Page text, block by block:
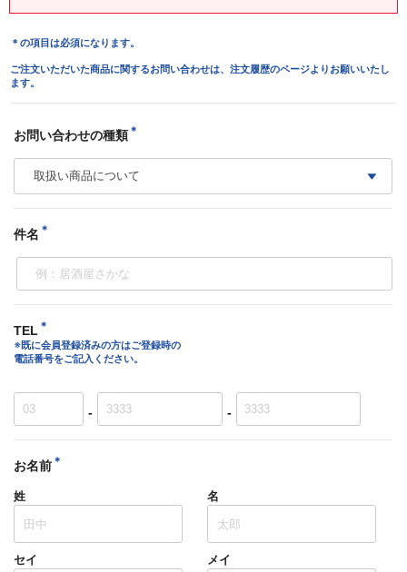
＊の項目は必須になります。
ご注文いただいた商品に関するお問い合わせは、注文履歴のページよりお願いいたし
ます。
お問い合わせの種類 ＊︎
件名 ＊︎
TEL ＊︎
※既に会員登録済みの方はご登録時の
電話番号をご記入ください。
- -
お名前 ＊︎
姓 名
セイ メイ